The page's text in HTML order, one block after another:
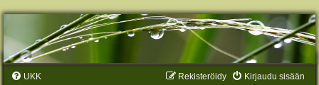
UKK Kirjaudu sisään
Rekisteröidy